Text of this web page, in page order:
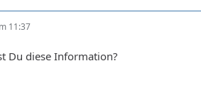
11:37
Du diese Information?